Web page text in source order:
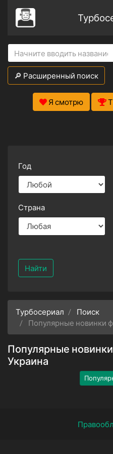
🔎 Расширенный поиск
Я смотрю
Год
Страна
Найти
Турбосериал
Поиск
Популярные новинки
Популярные
Украина